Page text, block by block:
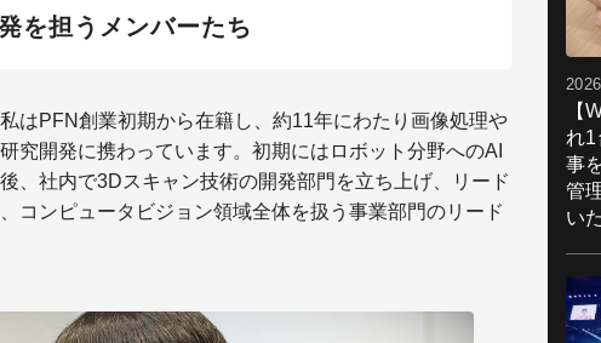
を担うメンバーたち
私はPFN創業初期から在籍し、約11年にわたり画像処理や
究開発に携わっています。初期にはロボット分野へのAI
、社内で3Dスキャン技術の開発部門を立ち上げ、リード
コンピュータビジョン領域全体を扱う事業部門のリード
【
れ
事
管
い